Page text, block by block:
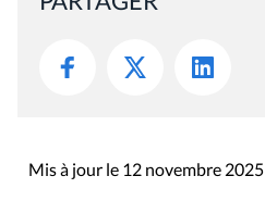
Mis à jour le 12 novembre 2025